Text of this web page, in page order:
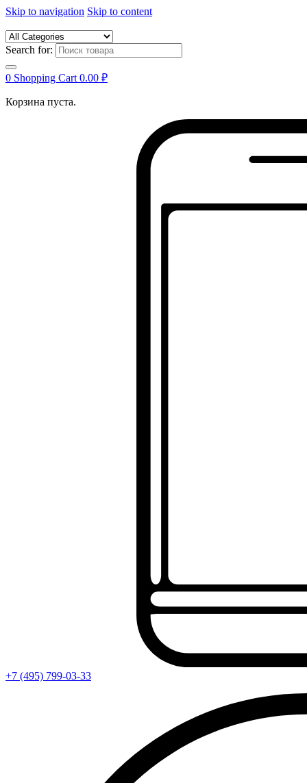
Skip to navigation Skip to content
Search for:
0 Shopping Cart 0.00 ₽
Корзина пуста.
+7 (495) 799-03-33